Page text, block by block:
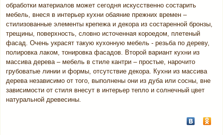
обработки материалов может сегодня искусственно состарить
мебель, внеся в интерьер кухни обаяние прежних времен –
стилизованные элементы крепежа и декора из состаренной бронзы,
трещины, поверхность, словно источенная короедом, плетеный
фасад. Очень украсят такую кухонную мебель - резьба по дереву,
полировка лаком, тонировка фасадов. Второй вариант кухни из
массива дерева – мебель в стиле кантри – простые, нарочито
грубоватые линии и формы, отсутствие декора. Кухни из массива
дерева независимо от того, выполнены они из дуба или сосны, вне
зависимости от стиля внесут в интерьер тепло и солнечный цвет
натуральной древесины.